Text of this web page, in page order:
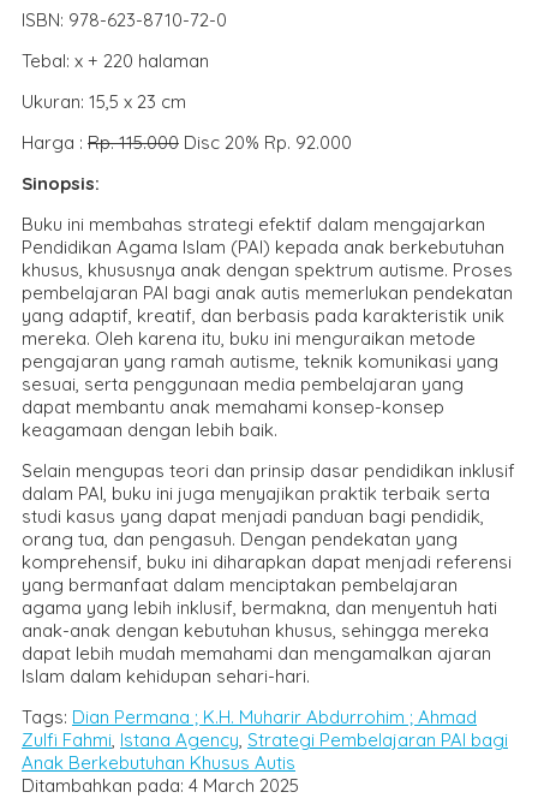
ISBN: 978-623-8710-72-0
Tebal: x + 220 halaman
Ukuran: 15,5 x 23 cm
Harga : Rp. 115.000 Disc 20% Rp. 92.000
Sinopsis:
Buku ini membahas strategi efektif dalam mengajarkan
Pendidikan Agama Islam (PAI) kepada anak berkebutuhan
khusus, khususnya anak dengan spektrum autisme. Proses
pembelajaran PAI bagi anak autis memerlukan pendekatan
yang adaptif, kreatif, dan berbasis pada karakteristik unik
mereka. Oleh karena itu, buku ini menguraikan metode
pengajaran yang ramah autisme, teknik komunikasi yang
sesuai, serta penggunaan media pembelajaran yang
dapat membantu anak memahami konsep-konsep
keagamaan dengan lebih baik.
Selain mengupas teori dan prinsip dasar pendidikan inklusif
dalam PAI, buku ini juga menyajikan praktik terbaik serta
studi kasus yang dapat menjadi panduan bagi pendidik,
orang tua, dan pengasuh. Dengan pendekatan yang
komprehensif, buku ini diharapkan dapat menjadi referensi
yang bermanfaat dalam menciptakan pembelajaran
agama yang lebih inklusif, bermakna, dan menyentuh hati
anak-anak dengan kebutuhan khusus, sehingga mereka
dapat lebih mudah memahami dan mengamalkan ajaran
Islam dalam kehidupan sehari-hari.
Tags: Dian Permana ; K.H. Muharir Abdurrohim ; Ahmad
Zulfi Fahmi Istana Agency Strategi Pembelajaran PAI bagi
Anak Berkebutuhan Khusus Autis
Ditambahkan pada: 4 March 2025